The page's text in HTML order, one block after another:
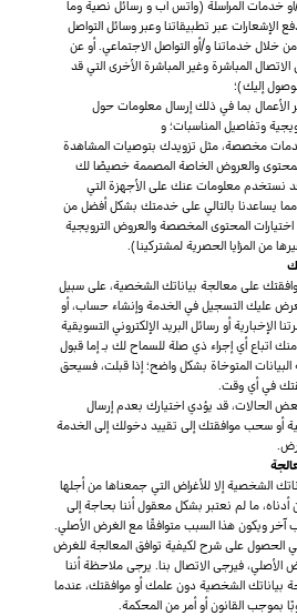
أو خدمات المراسلة (واتس آب و رسائل نصية وما
الإشعارات عبر تطبيقاتنا وعبر وسائل التواصل
خلال خدماتنا و/أو التواصل الاجتماعي. أو عن
المباشرة وغير المباشرة الأخرى التي قد
إليك)؛
الأعمال بما في ذلك إرسال معلومات حول
وتفاصيل المناسبات؛ و
مخصصة، مثل تزويدك بتوصيات المشاهدة
والعروض الخاصة المصممة خصيصًا لك
قد نستخدم معلومات عنك على الأجهزة التي
يساعدنا بالتالي على خدمتك بشكل أفضل من
المحتوى المخصصة والعروض الترويجية
من المزايا الحصرية لمشتركينا).
على معالجة بياناتك الشخصية، على سبيل
عليك التسجيل في الخدمة وإنشاء حساب، أو
الإخبارية أو رسائل البريد الإلكتروني التسويقية
اتباع أي إجراء ذي صلة للسماح لك بـ إما قبول
المتوخاة بشكل واضح؛ إذا قبلت، فسيحق
في أي وقت.
الحالات، قد يؤدي اختيارك بعدم إرسال
أو سحب موافقتك إلى تقييد دخولك إلى الخدمة
الشخصية إلا للأغراض التي جمعناها من أجلها
أدناه، ما لم نعتبر بشكل معقول أننا بحاجة إلى
آخر ويكون هذا السبب متوافقًا مع الغرض الأصلي.
الحصول على شرح لكيفية توافق المعالجة للغرض
الأصلي، فيرجى الاتصال بنا. يرجى ملاحظة أننا
بياناتك الشخصية دون علمك أو موافقتك، عندما
بموجب القانون أو أمر من المحكمة.